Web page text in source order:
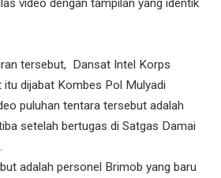
video dengan tampilan yang identik
tersebut, Dansat Intel Korps
dijabat Kombes Pol Mulyadi
puluhan tentara tersebut adalah
setelah bertugas di Satgas Damai
adalah personel Brimob yang baru